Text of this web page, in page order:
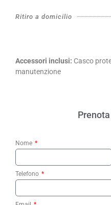
Ritiro a domicilio
Accessori inclusi: Casco
manutenzione
Nome
Telefono